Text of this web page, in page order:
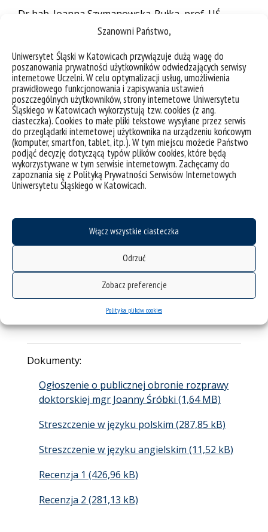
Szanowni Państwo,
Uniwersytet Śląski w Katowicach przywiązuje dużą wagę do
poszanowania prywatności użytkowników odwiedzających serwisy
internetowe Uczelni. W celu optymalizacji usług, umożliwienia
prawidłowego funkcjonowania i zapisywania ustawień
poszczególnych użytkowników, strony internetowe Uniwersytetu
Śląskiego w Katowicach wykorzystują tzw. cookies (z ang.
ciasteczka). Cookies to małe pliki tekstowe wysyłane przez serwis
do przeglądarki internetowej użytkownika na urządzeniu końcowym
(komputer, smartfon, tablet, itp.). W tym miejscu możecie Państwo
podjąć decyzję dotyczącą typów plików cookies, które będą
wykorzystywane w tym serwisie internetowym. Zachęcamy do
zapoznania się z Polityką Prywatności Serwisów Internetowych
Uniwersytetu Śląskiego w Katowicach.
Włącz wszystkie ciasteczka
Odrzuć
Zobacz preferencje
Polityka plików cookies
Dr hab. Joanna Szymanowska-Pułka, prof. UŚ
(Instytut Biologii, Biotechnologii i Ochrony
Promotor pomocniczy:
Dr Izabela Potocka (Instytut Biologii, Biotechnologii
i Ochrony Środowiska, Uniwersytet Śląski,
Katowice)
Recenzenci:
Dr hab. Mirela Tulik, prof. SGGW (Szkoła Główna
Gospodarstwa Wiejskiego w Warszawie)
Przyrodniczy w Poznaniu)
Rozprawa doktorska znajduje się do wglądu w
Centrum Informacji Naukowej i Biblioteki
Akademickiej w Katowicach. Streszczenie rozprawy
oraz recenzje dostępne są na stronie Biuletynu
Informacji Publicznej Uniwersytetu
www.bip.us.edu.pl
Dokumenty:
Ogłoszenie o publicznej obronie rozprawy
doktorskiej mgr Joanny Śróbki
Streszczenie w języku polskim
Streszczenie w języku angielskim
Recenzja 1
Recenzja 2